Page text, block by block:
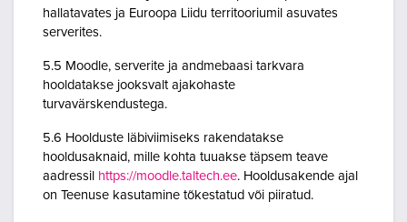
hallatavates ja Euroopa Liidu territooriumil asuvates
serverites.
5.5 Moodle, serverite ja andmebaasi tarkvara
hooldatakse jooksvalt ajakohaste
turvavärskendustega.
5.6 Hoolduste läbiviimiseks rakendatakse
hooldusaknaid, mille kohta tuuakse täpsem teave
aadressil https://moodle.taltech.ee. Hooldusakende ajal
on Teenuse kasutamine tõkestatud või piiratud.